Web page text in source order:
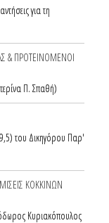
για τη
& ΠΡΟΤΕΙΝΟΜΕΝΟΙ
Π. Σπαθή)
του Δικηγόρου Παρ'
ΚΟΚΚΙΝΩΝ
Κυριακόπουλος